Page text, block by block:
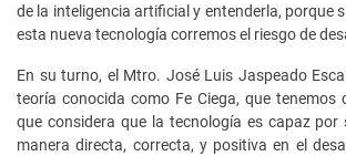
de la inteligencia artificial y entenderla, porque
esta nueva tecnología corremos el riesgo de
En su turno, el Mtro. José Luis Jaspeado
teoría conocida como Fe Ciega, que tenemos
que considera que la tecnología es capaz por
manera directa, correcta, y positiva en el